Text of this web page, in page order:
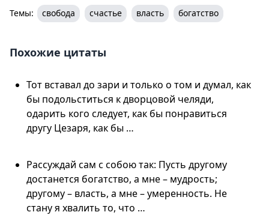
Темы: свобода счастье власть богатство
Похожие цитаты
Тот вставал до зари и только о том и думал, как
бы подольститься к дворцовой челяди,
одарить кого следует, как бы понравиться
другу Цезаря, как бы …
Рассуждай сам с собою так: Пусть другому
достанется богатство, а мне – мудрость;
другому – власть, а мне – умеренность. Не
стану я хвалить то, что …